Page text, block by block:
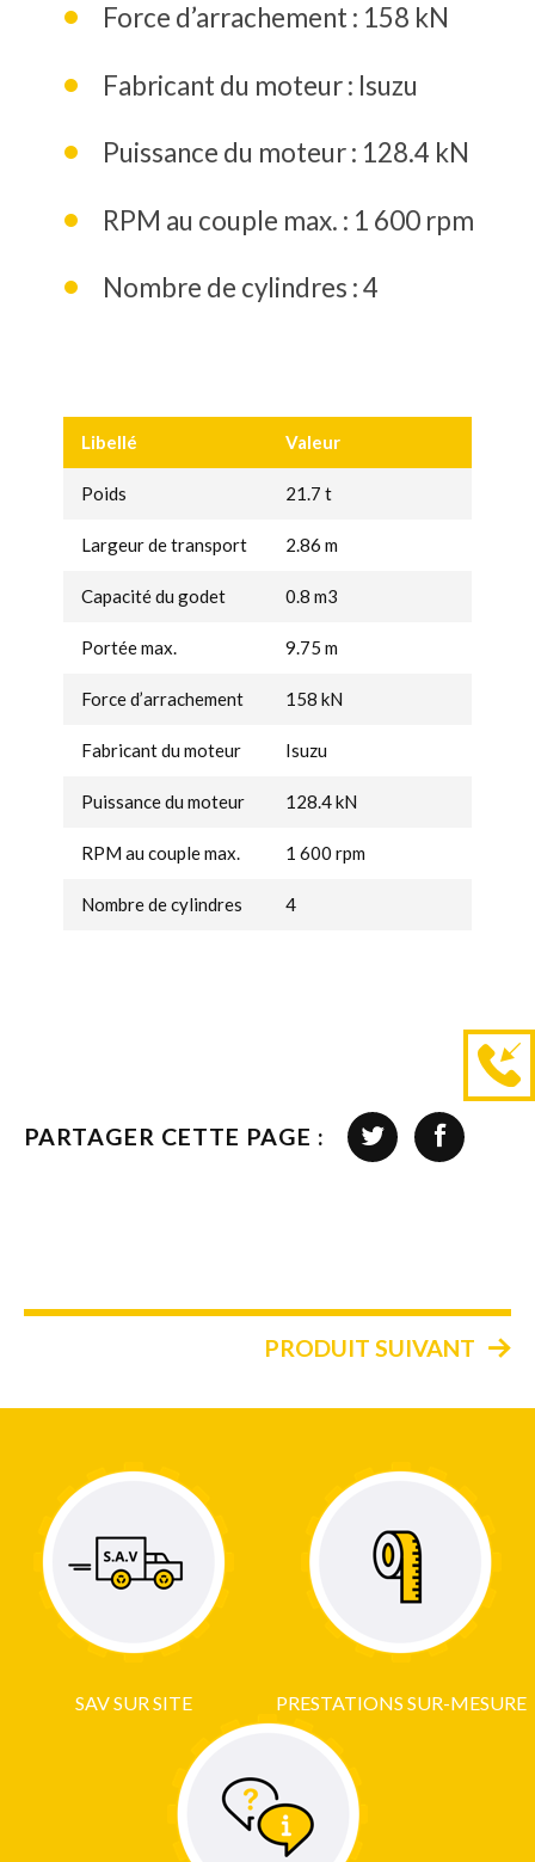
Force d’arrachement : 158 kN
Fabricant du moteur : Isuzu
Puissance du moteur : 128.4 kN
RPM au couple max. : 1 600 rpm
Nombre de cylindres : 4
Libellé Valeur
Poids 21.7 t
Largeur de transport 2.86 m
Capacité du godet 0.8 m3
Portée max. 9.75 m
Force d’arrachement 158 kN
Fabricant du moteur Isuzu
Puissance du moteur 128.4 kN
RPM au couple max. 1 600 rpm
Nombre de cylindres 4
PARTAGER CETTE PAGE :
PRODUIT SUIVANT
SAV SUR SITE PRESTATIONS SUR-MESURE